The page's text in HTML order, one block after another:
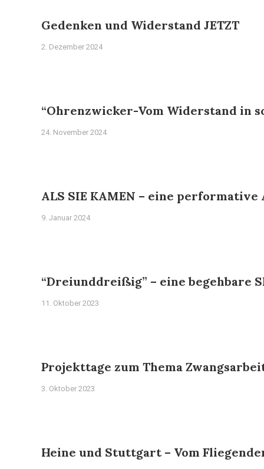
Gedenken und Widerstand JETZT
2. Dezember 2024
“Ohrenzwicker-Vom Widerstand in
24. November 2024
ALS SIE KAMEN – eine
9. Januar 2024
“Dreiunddreißig” – eine begehbare
11. Oktober 2023
Projekttage zum Thema
3. Oktober 2023
Heine und Stuttgart – Vom